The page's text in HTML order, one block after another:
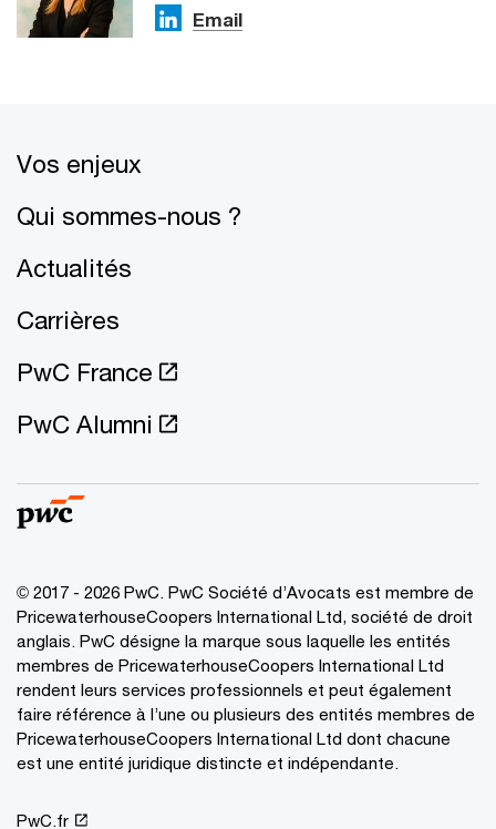
Email
Vos enjeux
Qui sommes-nous ?
Actualités
Carrières
PwC France
PwC Alumni
© 2017 - 2026 PwC. PwC Société d’Avocats est membre de
PricewaterhouseCoopers International Ltd, société de droit
anglais. PwC désigne la marque sous laquelle les entités
membres de PricewaterhouseCoopers International Ltd
rendent leurs services professionnels et peut également
faire référence à l’une ou plusieurs des entités membres de
PricewaterhouseCoopers International Ltd dont chacune
est une entité juridique distincte et indépendante.
PwC.fr